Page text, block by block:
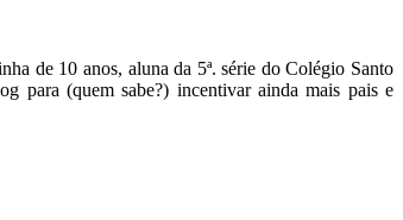
de 10 anos, aluna da 5ª. série do Colégio Santo
para (quem sabe?) incentivar ainda mais pais e